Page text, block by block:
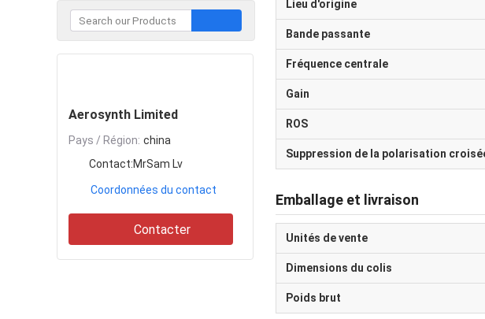
Aerosynth Limited
Pays / Région: china
Contact:MrSam Lv
Coordonnées du contact
Contacter
Lieu d'origine
Bande passante
Fréquence centrale
Gain
ROS
Suppression de la polarisation
Emballage et livraison
Unités de vente
Dimensions du colis
Poids brut